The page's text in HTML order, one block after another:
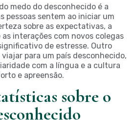
medo do desconhecido é a
pessoas sentem ao iniciar um
sobre as expectativas, a
interações com novos colegas
de estresse. Outro
para um país desconhecido,
com a língua e a cultura
e apreensão.
sobre o